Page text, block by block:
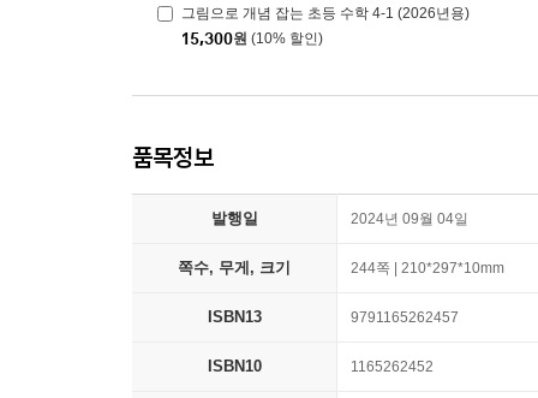
그림으로 개념 잡는 초등 수학 4-1 (2026년용)
15,300원 (10% 할인)
품목정보
발행일 2024년 09월 04일
쪽수, 무게, 크기 244쪽 | 210*297*10mm
ISBN13 9791165262457
ISBN10 1165262452